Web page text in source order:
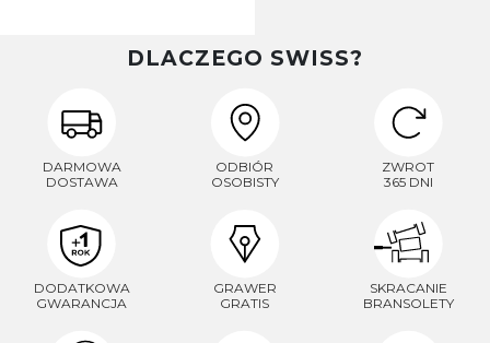
DLACZEGO SWISS?
DARMOWA
DOSTAWA
ODBIÓR
OSOBISTY
ZWROT
365 DNI
DODATKOWA
GWARANCJA
GRAWER
GRATIS
SKRACANIE
BRANSOLETY